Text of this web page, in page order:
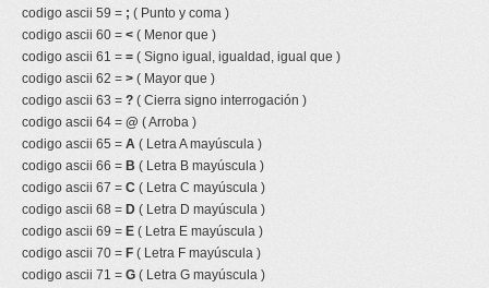
codigo ascii 59 = ; ( Punto y coma )
codigo ascii 60 = < ( Menor que )
codigo ascii 61 = = ( Signo igual, igualdad, igual que )
codigo ascii 62 = > ( Mayor que )
codigo ascii 63 = ? ( Cierra signo interrogación )
codigo ascii 64 = @ ( Arroba )
codigo ascii 65 = A ( Letra A mayúscula )
codigo ascii 66 = B ( Letra B mayúscula )
codigo ascii 67 = C ( Letra C mayúscula )
codigo ascii 68 = D ( Letra D mayúscula )
codigo ascii 69 = E ( Letra E mayúscula )
codigo ascii 70 = F ( Letra F mayúscula )
codigo ascii 71 = G ( Letra G mayúscula )